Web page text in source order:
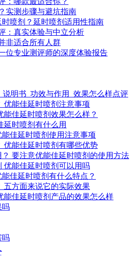
实测步骤与避坑指南
喷剂？延时喷剂适用性指南
：真实体验与中立分析
非适合所有人群
位专业测评师的深度体验报告
明书_功效与作用_效果怎么样点评
优能佳延时喷剂注意事项
佳延时喷剂效果怎么样？
延时喷剂有什么用
佳延时喷剂使用注意事项
优能佳延时喷剂有哪些优势
要注意优能佳延时喷剂的使用方法
优能佳延时喷剂可以用吗
佳延时喷剂有什么特点？
五方面来说它的实际效果
能佳延时喷剂产品的效果怎么样
吗
吗